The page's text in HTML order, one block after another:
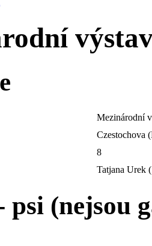
Mezinárodní
Czestochova
8
Tatjana Urek
psi (nejsou